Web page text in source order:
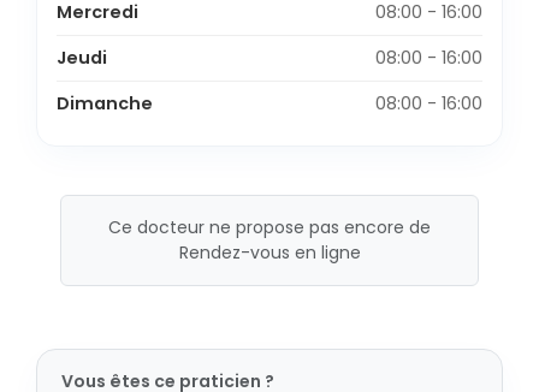
Mercredi
08:00 - 16:00
Jeudi
08:00 - 16:00
Dimanche
08:00 - 16:00
Ce docteur ne propose pas encore de
Rendez-vous en ligne
Vous êtes ce praticien ?